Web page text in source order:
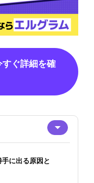
ぐ詳細を確
に出る原因と